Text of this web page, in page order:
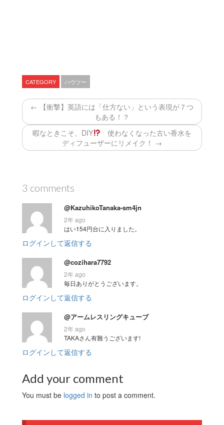
CATEGORY ハウツー
← 【衝撃】英語には「仕方ない」という表現が７つ
もある！？
暇なときこそ、DIY
使わなくなった古い香水を
ディフューザーにリメイク！ →
3 comments
@KazuhikoTanaka-sm4jn
2年 ago
はい154円台に入りました。
ログインして返信する
@cozihara7792
2年 ago
毎日ありがとうございます。
ログインして返信する
@アームレスリングキューブ
2年 ago
TAKAさん有難うございます!
ログインして返信する
Add your comment
You must be logged in to post a comment.